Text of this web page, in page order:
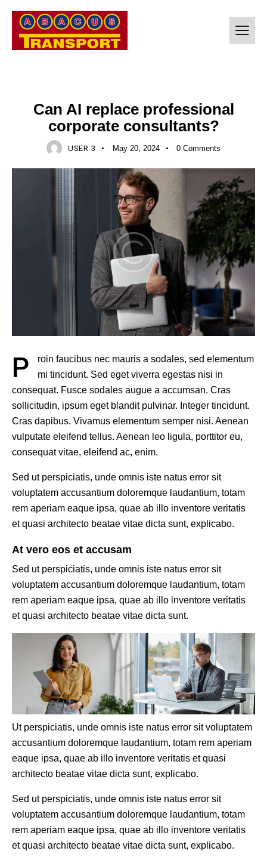
Can AI replace professional
corporate consultants?
USER 3 May 20, 2024 0 Comments
P
roin faucibus nec mauris a sodales, sed elementum
mi tincidunt. Sed eget viverra egestas nisi in
consequat. Fusce sodales augue a accumsan. Cras
sollicitudin, ipsum eget blandit pulvinar. Integer tincidunt.
Cras dapibus. Vivamus elementum semper nisi. Aenean
vulputate eleifend tellus. Aenean leo ligula, porttitor eu,
consequat vitae, eleifend ac, enim.
Sed ut perspiciatis, unde omnis iste natus error sit
voluptatem accusantium doloremque laudantium, totam
rem aperiam eaque ipsa, quae ab illo inventore veritatis
et quasi architecto beatae vitae dicta sunt, explicabo.
At vero eos et accusam
Sed ut perspiciatis, unde omnis iste natus error sit
voluptatem accusantium doloremque laudantium, totam
rem aperiam eaque ipsa, quae ab illo inventore veritatis
et quasi architecto beatae vitae dicta sunt.
Ut perspiciatis, unde omnis iste natus error sit voluptatem
accusantium doloremque laudantium, totam rem aperiam
eaque ipsa, quae ab illo inventore veritatis et quasi
architecto beatae vitae dicta sunt, explicabo.
Sed ut perspiciatis, unde omnis iste natus error sit
voluptatem accusantium doloremque laudantium, totam
rem aperiam eaque ipsa, quae ab illo inventore veritatis
et quasi architecto beatae vitae dicta sunt, explicabo.